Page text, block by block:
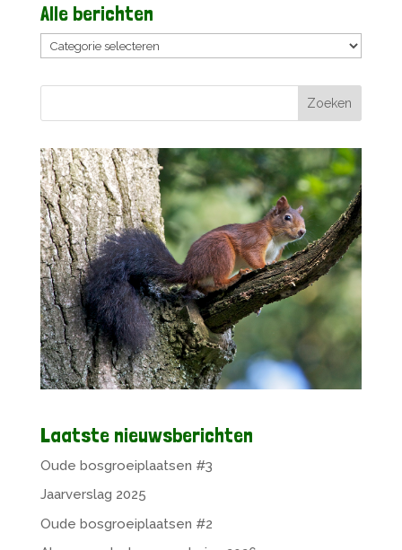
Alle berichten
Alle
Laatste nieuwsberichten
Oude bosgroeiplaatsen #3
Jaarverslag 2025
Oude bosgroeiplaatsen #2